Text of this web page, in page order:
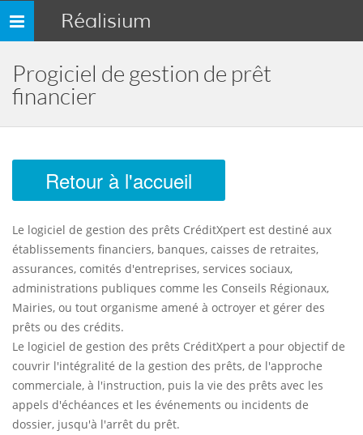
Toggle
navigation
Réalisium
Progiciel de gestion de prêt
financier
Retour à l'accueil
Le logiciel de gestion des prêts CréditXpert est destiné aux
établissements financiers, banques, caisses de retraites,
assurances, comités d'entreprises, services sociaux,
administrations publiques comme les Conseils Régionaux,
Mairies, ou tout organisme amené à octroyer et gérer des
prêts ou des crédits.
Le logiciel de gestion des prêts CréditXpert a pour objectif de
couvrir l'intégralité de la gestion des prêts, de l'approche
commerciale, à l'instruction, puis la vie des prêts avec les
appels d'échéances et les événements ou incidents de
dossier, jusqu'à l'arrêt du prêt.